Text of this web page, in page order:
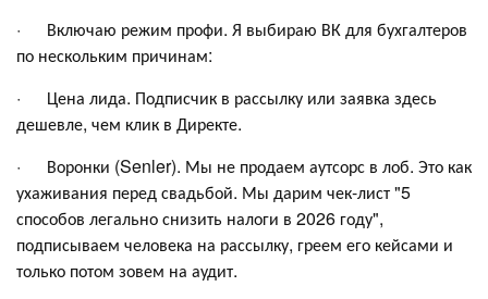
· Включаю режим профи. Я выбираю ВК для бухгалтеров
по нескольким причинам:
· Цена лида. Подписчик в рассылку или заявка здесь
дешевле, чем клик в Директе.
· Воронки (Senler). Мы не продаем аутсорс в лоб. Это как
ухаживания перед свадьбой. Мы дарим чек-лист "5
способов легально снизить налоги в 2026 году",
подписываем человека на рассылку, греем его кейсами и
только потом зовем на аудит.